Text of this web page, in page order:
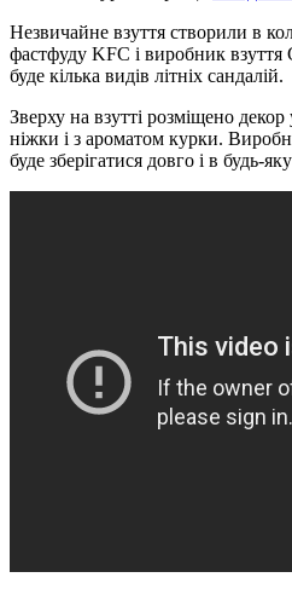
Незвичайне взуття створили в
фастфуду KFC і виробник взуття
буде кілька видів літніх сандалій.
Зверху на взутті розміщено
ніжки і з ароматом курки.
буде зберігатися довго і в будь-